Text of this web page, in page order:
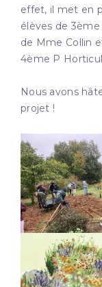
effet, il met en
élèves de
de Mme Collin
4ème P
Nous avons
projet !